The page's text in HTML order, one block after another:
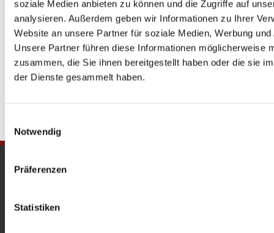
soziale Medien anbieten zu können und die Zugriffe auf
analysieren. Außerdem geben wir Informationen zu Ihrer
Website an unsere Partner für soziale Medien, Werbung
Unsere Partner führen diese Informationen möglicherweise
zusammen, die Sie ihnen bereitgestellt haben oder die sie
der Dienste gesammelt haben.
Notwendig
Präferenzen
Statistiken
Gedenkkirche
Heckerdamm 230, 13627 Berlin |